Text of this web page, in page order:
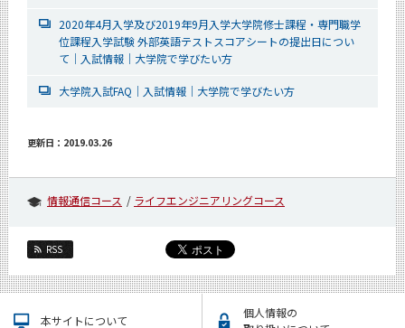
2020年4月入学及び2019年9月入学大学院修士課程・専門職学
位課程入学試験 外部英語テストスコアシートの提出日につい
て｜入試情報｜大学院で学びたい方
大学院入試FAQ｜入試情報｜大学院で学びたい方
更新日：2019.03.26
情報通信コース ライフエンジニアリングコース
RSS
本サイトについて
個人情報の